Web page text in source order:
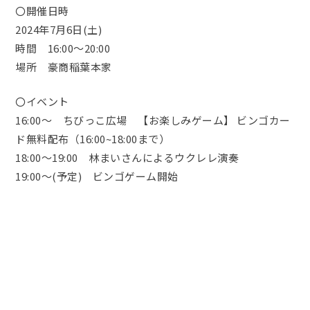
〇開催日時
2024年7月6日(土)
時間 16:00～20:00
場所 豪商稲葉本家
〇イベント
16:00～ ちびっこ広場 【お楽しみゲーム】 ビンゴカー
ド無料配布（16:00~18:00まで）
18:00～19:00 林まいさんによるウクレレ演奏
19:00～(予定) ビンゴゲーム開始